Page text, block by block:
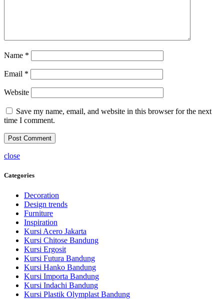
Name *
Email *
Website
Save my name, email, and website in this browser for the next
time I comment.
close
Categories
Decoration
Design trends
Furniture
Inspiration
Kursi Acero Jakarta
Kursi Chitose Bandung
Kursi Ergosit
Kursi Futura Bandung
Kursi Hanko Bandung
Kursi Importa Bandung
Kursi Indachi Bandung
Kursi Plastik Olymplast Bandung